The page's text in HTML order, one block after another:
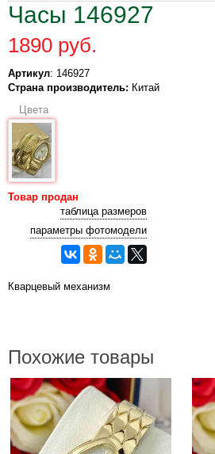
Часы 146927
1890 руб.
Артикул: 146927
Страна производитель: Китай
Цвета
Товар продан
таблица размеров
параметры фотомодели
Кварцевый механизм
Похожие товары